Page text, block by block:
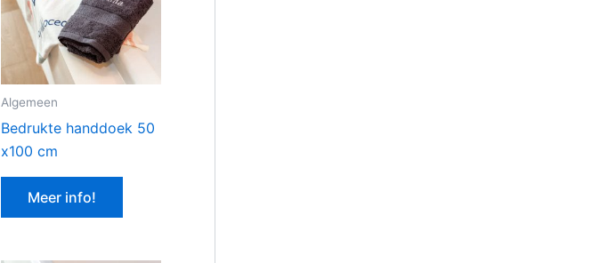
Algemeen
Bedrukte handdoek 50
x100 cm
Meer info!